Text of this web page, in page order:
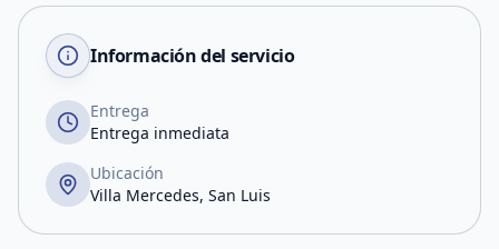
Información del servicio
Entrega
Entrega inmediata
Ubicación
Villa Mercedes, San Luis